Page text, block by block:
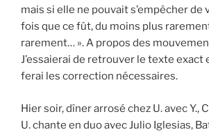
mais si elle ne pouvait s’empêcher de
fois que ce fût, du moins plus
rarement… ». A propos des
J’essaierai de retrouver le texte
ferai les correction nécessaires.
Hier soir, dîner arrosé chez U. avec Y.,
U. chante en duo avec Julio Iglesias,